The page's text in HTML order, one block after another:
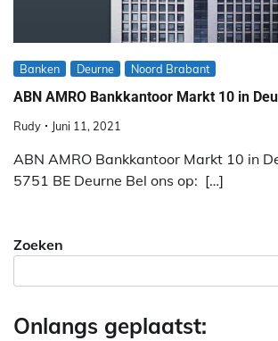
Banken Deurne Noord Brabant
ABN AMRO Bankkantoor Markt 10 in
Rudy Juni 11, 2021
ABN AMRO Bankkantoor Markt 10 in
5751 BE Deurne Bel ons op: […]
Zoeken
Onlangs geplaatst: